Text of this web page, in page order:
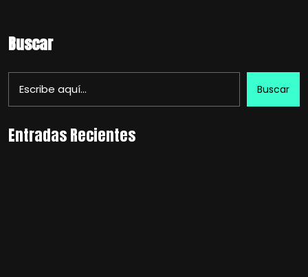
Buscar
Buscar
Entradas Recientes